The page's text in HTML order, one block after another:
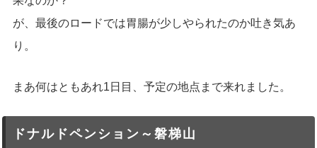
が、最後のロードでは胃腸が少しやられたのか吐き気あ
り。
まあ何はともあれ1日目、予定の地点まで来れました。
ドナルドペンション～磐梯山